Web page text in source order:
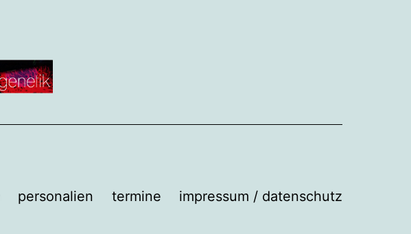
personalien termine impressum / datenschutz